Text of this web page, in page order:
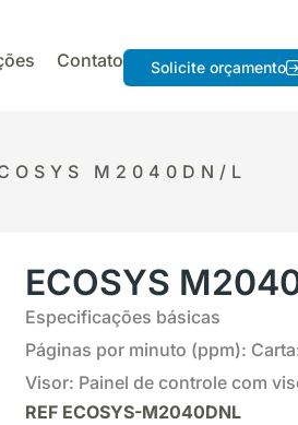
Contato Solicite orçamento
M2040DN/L
ECOSYS
Especificações básicas
Páginas por minuto (ppm):
Visor: Painel de controle com
REF ECOSYS-M2040DNL